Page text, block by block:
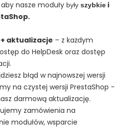
nasze moduły były szybkie i
aktualizacje – z każdym
do HelpDesk oraz dostęp
błąd w najnowszej wersji
na czystej wersji PrestaShop -
darmową aktualizację.
zamówienia na
modułów, wsparcie